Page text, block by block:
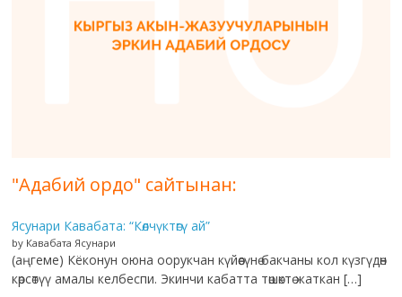
"Адабий ордо" сайтынан:
Ясунари Кавабата: “Көлчүктөгү ай”
by Кавабата Ясунари
(аңгеме) Кёконун оюна оорукчан күйөөсүнө бакчаны кол күзгүдөн
көрсөтүү амалы келбеспи. Экинчи кабатта төшөктө жаткан […]